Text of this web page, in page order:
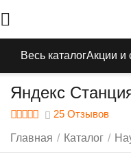
Весь каталогАкции и
Яндекс
25 Отзывов
Главная / Каталог /